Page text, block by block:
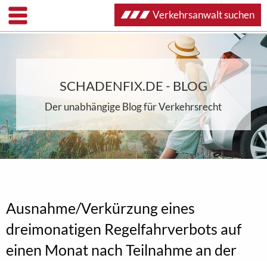
SCHADENFIX.DE - BLOG
Der unabhängige Blog für Verkehrsrecht
Ausnahme/Verkürzung eines
dreimonatigen Regelfahrverbots auf
einen Monat nach Teilnahme an der
Verkehrsanwalt suchen